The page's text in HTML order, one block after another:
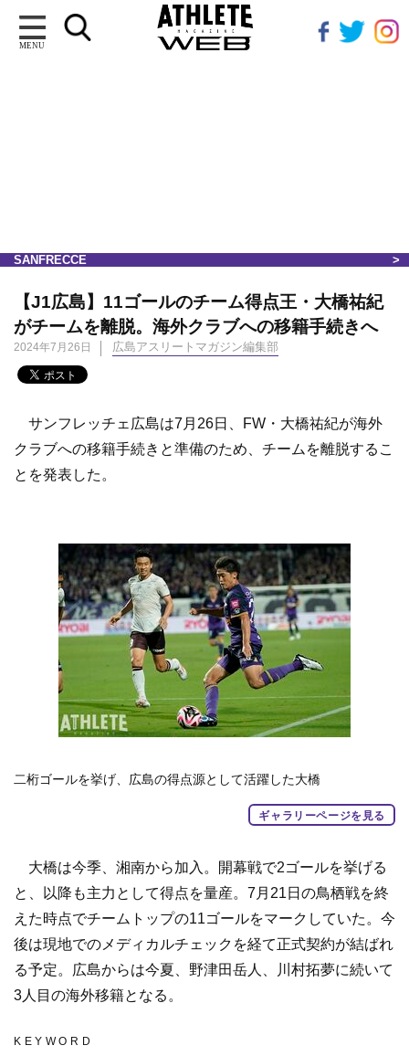
MENU
SANFRECCE
【J1広島】11ゴールのチーム得点王・大橋祐紀
がチームを離脱。海外クラブへの移籍手続きへ
2024年7月26日 広島アスリートマガジン編集部
サンフレッチェ広島は7月26日、FW・大橋祐紀が海外
クラブへの移籍手続きと準備のため、チームを離脱するこ
とを発表した。
二桁ゴールを挙げ、広島の得点源として活躍した大橋
ギャラリーページを見る
大橋は今季、湘南から加入。開幕戦で2ゴールを挙げる
と、以降も主力として得点を量産。7月21日の鳥栖戦を終
えた時点でチームトップの11ゴールをマークしていた。今
後は現地でのメディカルチェックを経て正式契約が結ばれ
る予定。広島からは今夏、野津田岳人、川村拓夢に続いて
3人目の海外移籍となる。
KEYWORD